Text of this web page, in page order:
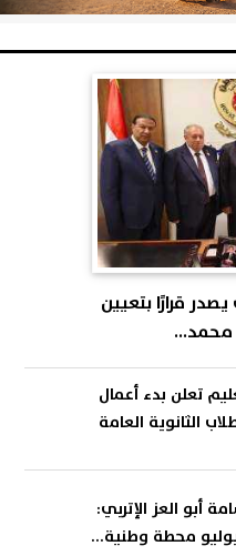
قرارًا بتعيين
محمد...
تعلن بدء أعمال
الثانوية العامة
أبو العز الإتربي: